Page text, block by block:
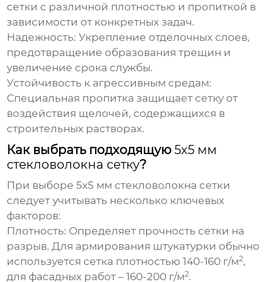
сетки с различной плотностью и пропиткой в
зависимости от конкретных задач.
Надежность: Укрепление отделочных слоев,
предотвращение образования трещин и
увеличение срока службы.
Устойчивость к агрессивным средам:
Специальная пропитка защищает сетку от
воздействия щелочей, содержащихся в
строительных растворах.
Как выбрать подходящую5x5 мм
стекловолокна сетку?
При выборе5x5 мм стекловолокна сетки
следует учитывать несколько ключевых
факторов:
Плотность: Определяет прочность сетки на
разрыв. Для армирования штукатурки обычно
используется сетка плотностью 140-160 г/м2,
для фасадных работ – 160-200 г/м2.